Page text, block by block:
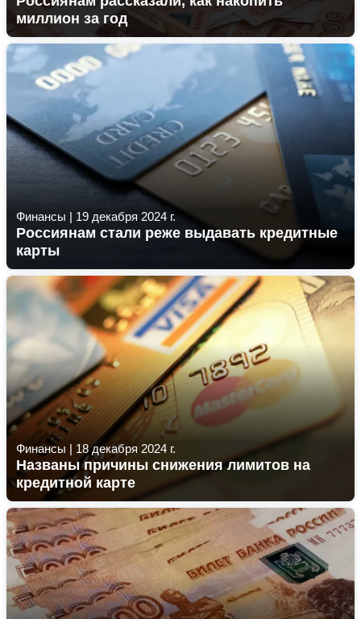
миллион за год
Финансы | 19 декабря 2024 г.
Россиянам стали реже выдавать кредитные
карты
Финансы | 18 декабря 2024 г.
Названы причины снижения лимитов на
кредитной карте